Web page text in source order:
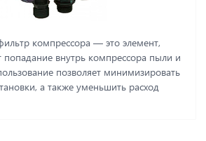
компрессора ― это элемент,
попадание внутрь компрессора пыли и
позволяет минимизировать
а также уменьшить расход